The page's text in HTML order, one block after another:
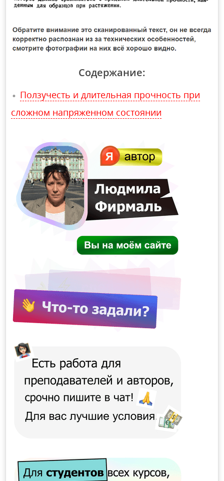
Содержание:
Ползучесть и длительная прочность при
сложном напряженном состоянии